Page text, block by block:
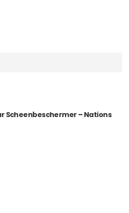
Scheenbeschermer – Nations